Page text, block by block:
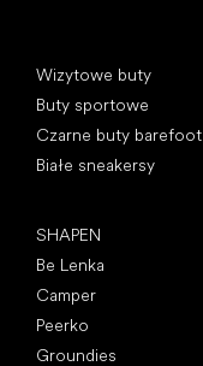
Wizytowe buty
Buty sportowe
Czarne buty barefoot
Białe sneakersy
SHAPEN
Be Lenka
Camper
Peerko
Groundies